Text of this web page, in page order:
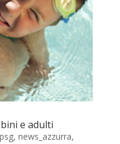
e adulti
, news_azzurra,